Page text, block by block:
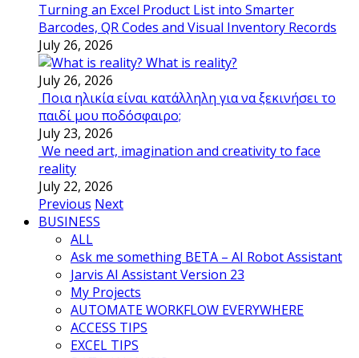
Turning an Excel Product List into Smarter
Barcodes, QR Codes and Visual Inventory Records
July 26, 2026
What is reality?
July 26, 2026
Ποια ηλικία είναι κατάλληλη για να ξεκινήσει το
παιδί μου ποδόσφαιρο;
July 23, 2026
We need art, imagination and creativity to face
reality
July 22, 2026
Previous Next
BUSINESS
ALL
Ask me something BETA – AI Robot Assistant
Jarvis AI Assistant Version 23
My Projects
AUTOMATE WORKFLOW EVERYWHERE
ACCESS TIPS
EXCEL TIPS